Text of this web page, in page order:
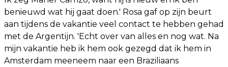
benieuwd wat hij gaat doen.' Rosa gaf op zijn beurt
aan tijdens de vakantie veel contact te hebben gehad
met de Argentijn. 'Echt over van alles en nog wat. Na
mijn vakantie heb ik hem ook gezegd dat ik hem in
Amsterdam meeneem naar een Braziliaans